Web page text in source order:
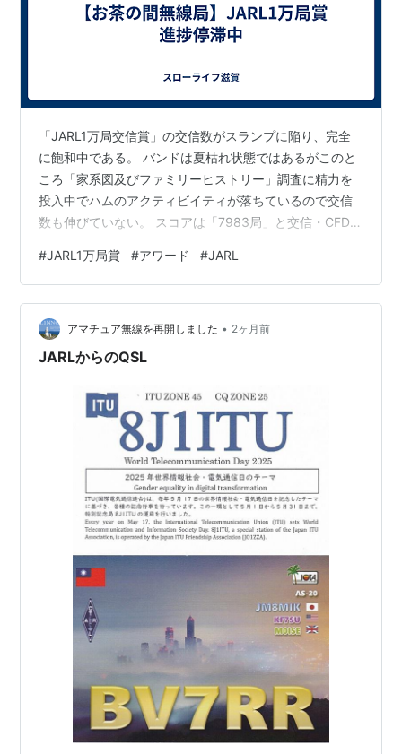
「JARL1万局交信賞」の交信数がスランプに陥り、完全
に飽和中である。 バンドは夏枯れ状態ではあるがこのと
ころ「家系図及びファミリーヒストリー」調査に精力を
投入中でハムのアクティビイティが落ちているので交信
数も伸びていない。 スコアは「7983局」と交信・CFDで
この時期まで迄の予想交信数を下回る。 各バンドに出て
いる局は殆ど交信済の局ばかりで未交信の局を見つける
のは難しい。従って未交信の局が現れれば極力コールす
るようにしている。また、日本と近距離の国々とは殆ど
交信しているので遠距離の局がオープンした時にコール
#JARL1万局賞 #アワード #JARL
アマチュア無線を再開しました • 2ヶ月前
JARLからのQSL